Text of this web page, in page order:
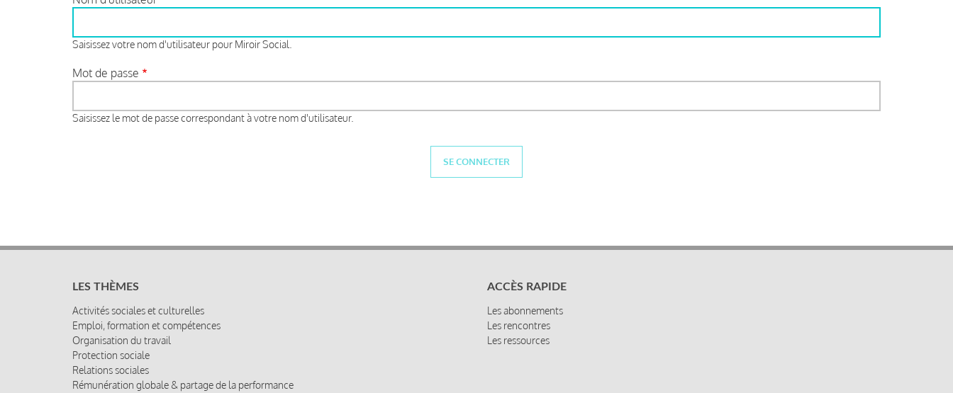
Saisissez votre nom d'utilisateur pour Miroir Social.
Mot de passe
Saisissez le mot de passe correspondant à votre nom d'utilisateur.
LES THÈMES
Activités sociales et culturelles
Emploi, formation et compétences
Organisation du travail
Protection sociale
Relations sociales
Rémunération globale & partage de la performance
ACCÈS RAPIDE
Les abonnements
Les rencontres
Les ressources